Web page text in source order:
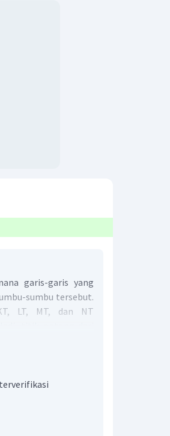
garis-garis yang
sumbu tersebut.
LT, MT, dan NT